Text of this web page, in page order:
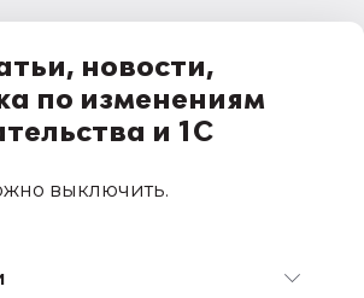
новости,
по изменениям
и 1С
выключить.